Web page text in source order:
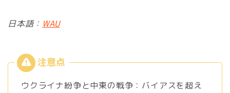
日本語： WAU
ウクライナ紛争と中東の戦争：バイアスを超え